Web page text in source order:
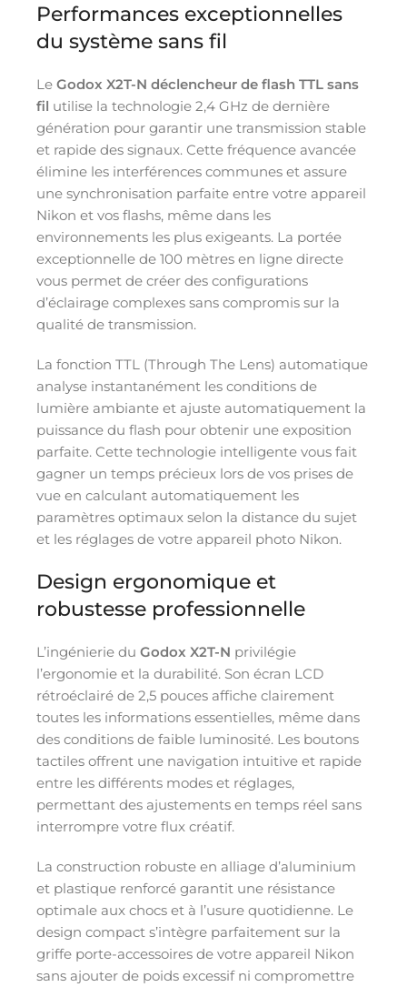
Performances exceptionnelles
du système sans fil
Le Godox X2T-N déclencheur de flash TTL sans
fil utilise la technologie 2,4 GHz de dernière
génération pour garantir une transmission stable
et rapide des signaux. Cette fréquence avancée
élimine les interférences communes et assure
une synchronisation parfaite entre votre appareil
Nikon et vos flashs, même dans les
environnements les plus exigeants. La portée
exceptionnelle de 100 mètres en ligne directe
vous permet de créer des configurations
d’éclairage complexes sans compromis sur la
qualité de transmission.
La fonction TTL (Through The Lens) automatique
analyse instantanément les conditions de
lumière ambiante et ajuste automatiquement la
puissance du flash pour obtenir une exposition
parfaite. Cette technologie intelligente vous fait
gagner un temps précieux lors de vos prises de
vue en calculant automatiquement les
paramètres optimaux selon la distance du sujet
et les réglages de votre appareil photo Nikon.
Design ergonomique et
robustesse professionnelle
L’ingénierie du Godox X2T-N privilégie
l’ergonomie et la durabilité. Son écran LCD
rétroéclairé de 2,5 pouces affiche clairement
toutes les informations essentielles, même dans
des conditions de faible luminosité. Les boutons
tactiles offrent une navigation intuitive et rapide
entre les différents modes et réglages,
permettant des ajustements en temps réel sans
interrompre votre flux créatif.
La construction robuste en alliage d’aluminium
et plastique renforcé garantit une résistance
optimale aux chocs et à l’usure quotidienne. Le
design compact s’intègre parfaitement sur la
griffe porte-accessoires de votre appareil Nikon
sans ajouter de poids excessif ni compromettre